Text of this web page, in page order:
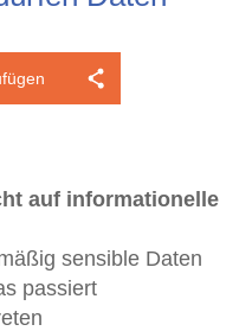
auf informationelle
sensible Daten
passiert